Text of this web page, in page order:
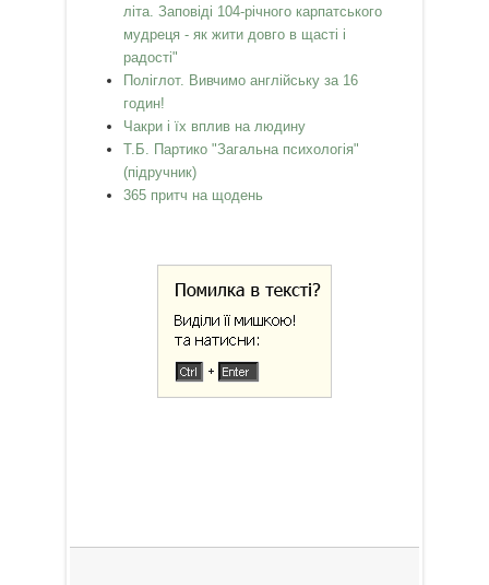
літа. Заповіді 104-річного карпатського
мудреця - як жити довго в щасті і
радості"
Поліглот. Вивчимо англійську за 16
годин!
Чакри і їх вплив на людину
Т.Б. Партико "Загальна психологія"
(підручник)
365 притч на щодень